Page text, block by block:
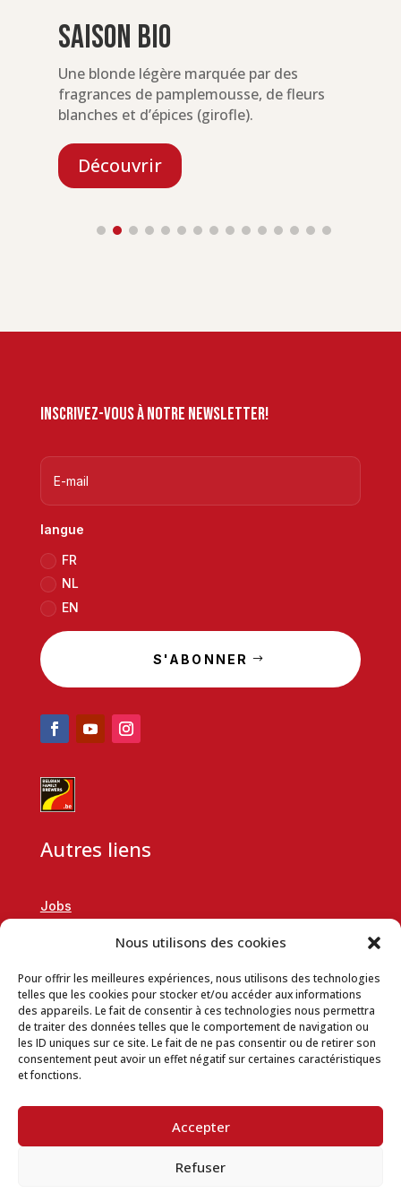
Nous utilisons des cookies
Pour offrir les meilleures expériences, nous utilisons des technologies
telles que les cookies pour stocker et/ou accéder aux informations
des appareils. Le fait de consentir à ces technologies nous permettra
de traiter des données telles que le comportement de navigation ou
les ID uniques sur ce site. Le fait de ne pas consentir ou de retirer son
consentement peut avoir un effet négatif sur certaines caractéristiques
et fonctions.
Accepter
Refuser
Saison Bio
Une blonde légère marquée par des
fragrances de pamplemousse, de fleurs
blanches et d’épices (girofle).
Découvrir
Inscrivez-vous à notre newsletter!
langue
FR
NL
EN
S'ABONNER
Autres liens
Jobs
Données de l’entreprise
Conditions générales de vente en ligne
Charte vie privée
Conditions d’utilisation du site
Politique d’utilisation des cookies